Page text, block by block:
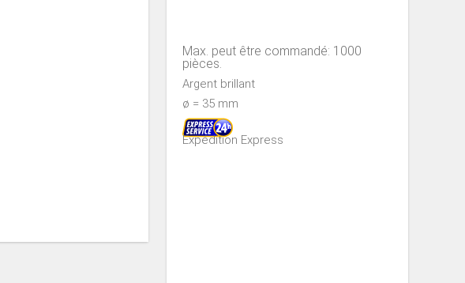
Max. peut être commandé: 1000
pièces.
Argent brillant
ø = 35 mm
Expédition Express